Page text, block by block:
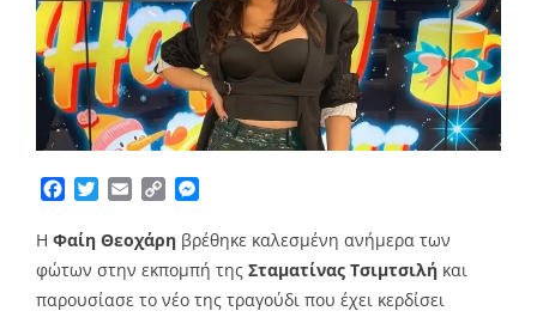
Facebook
TwitterEmailCopy
Η Φαίη Θεοχάρη βρέθηκε καλεσμένη ανήμερα των
φώτων στην εκπομπή της Σταματίνας Τσιμτσιλή και
παρουσίασε το νέο της τραγούδι που έχει κερδίσει